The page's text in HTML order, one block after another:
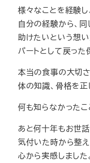
様々なことを経験し
自分の経験から、
助けたいという想
パートとして戻った
本当の食事の大切さ
体の知識、骨格を
何も知らなかったこ
あと何十年もお世
気付いた時から整
心から実感しました